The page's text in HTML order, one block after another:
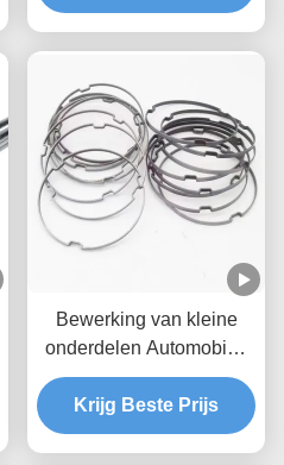
snijonderdelen
Bewerking van kleine
onderdelen Automobiel,
luchtvaart en ruimtevaart
Elektronica Medische
CNC-draaionderdelen
Krijg Beste Prijs